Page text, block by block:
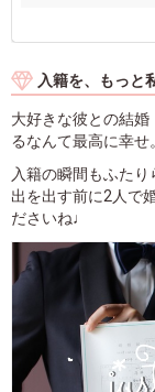
入籍を、もっと
大好きな彼との結
るなんて最高に幸せ。
入籍の瞬間もふた
出を出す前に2人で
ださいね♩